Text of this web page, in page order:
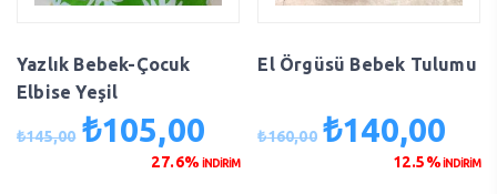
Yazlık Bebek-Çocuk
Elbise Yeşil
₺145,00 Orijinal
₺105,00
andaki
27.6% İNDİRİM
El Örgüsü Bebek Tulumu
₺160,00 Orijinal
₺140,00
12.5%İNDİRİM